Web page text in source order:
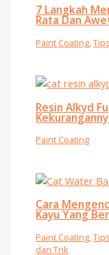
7 Langkah
Rata Dan
Paint Coating,
Resin Alkyd
Paint Coating
Cara
Kayu Yang
Paint Coating,
dan Trik